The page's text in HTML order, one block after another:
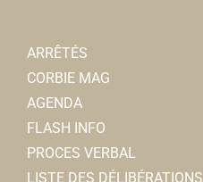
ARRÊTÉS
CORBIE MAG
AGENDA
FLASH INFO
PROCES VERBAL
LISTE DES DÉLIBÉRATIONS